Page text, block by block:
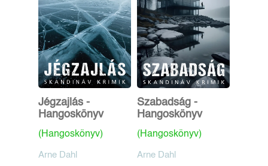
Jégzajlás -
Hangoskönyv
(Hangoskönyv)
Arne Dahl
Szabadság -
Hangoskönyv
(Hangoskönyv)
Arne Dahl